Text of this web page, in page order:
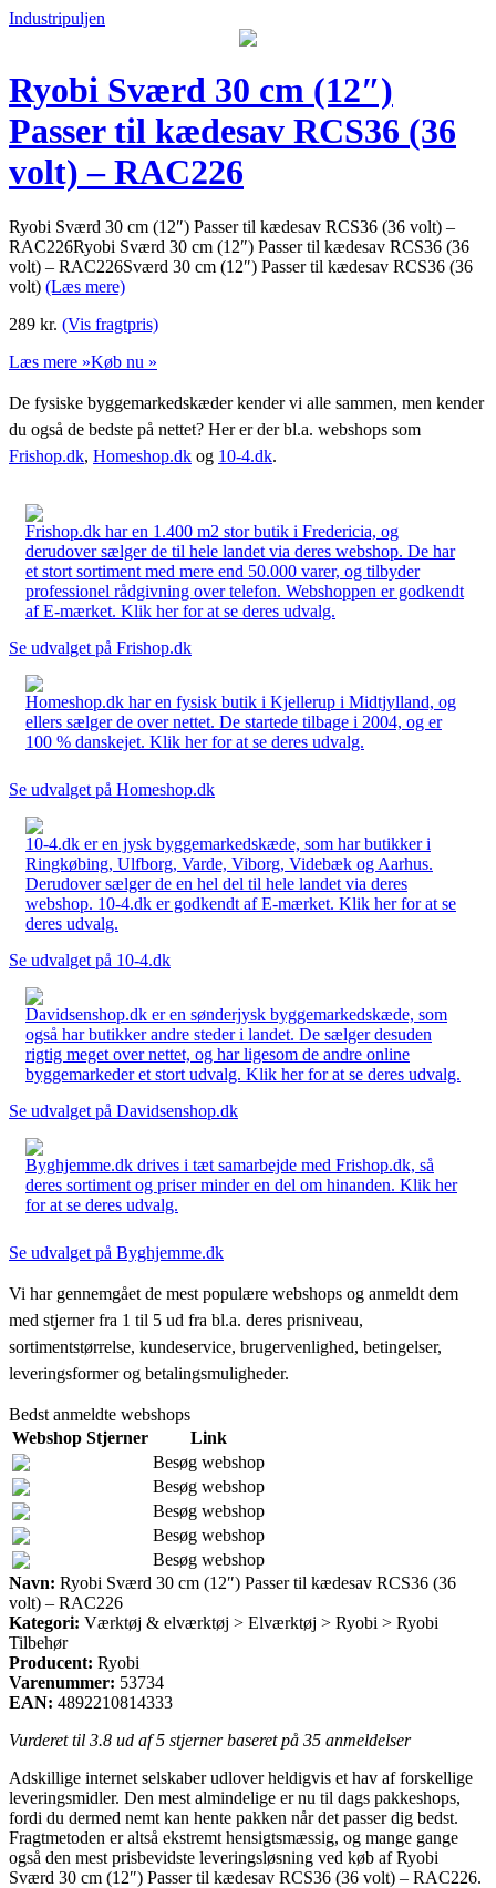
Industripuljen
Ryobi Sværd 30 cm (12″)
Passer til kædesav RCS36 (36
volt) – RAC226
Ryobi Sværd 30 cm (12″) Passer til kædesav RCS36 (36 volt) –
RAC226Ryobi Sværd 30 cm (12″) Passer til kædesav RCS36 (36
volt) – RAC226Sværd 30 cm (12″) Passer til kædesav RCS36 (36
volt) (Læs mere)
289 kr. (Vis fragtpris)
Læs mere »Køb nu »
De fysiske byggemarkedskæder kender vi alle sammen, men kender
du også de bedste på nettet? Her er der bl.a. webshops som
Frishop.dk, Homeshop.dk og 10-4.dk.
Frishop.dk har en 1.400 m2 stor butik i Fredericia, og
derudover sælger de til hele landet via deres webshop. De har
et stort sortiment med mere end 50.000 varer, og tilbyder
professionel rådgivning over telefon. Webshoppen er godkendt
af E-mærket. Klik her for at se deres udvalg.
Se udvalget på Frishop.dk
Homeshop.dk har en fysisk butik i Kjellerup i Midtjylland, og
ellers sælger de over nettet. De startede tilbage i 2004, og er
100 % danskejet. Klik her for at se deres udvalg.
Se udvalget på Homeshop.dk
10-4.dk er en jysk byggemarkedskæde, som har butikker i
Ringkøbing, Ulfborg, Varde, Viborg, Videbæk og Aarhus.
Derudover sælger de en hel del til hele landet via deres
webshop. 10-4.dk er godkendt af E-mærket. Klik her for at se
deres udvalg.
Se udvalget på 10-4.dk
Davidsenshop.dk er en sønderjysk byggemarkedskæde, som
også har butikker andre steder i landet. De sælger desuden
rigtig meget over nettet, og har ligesom de andre online
byggemarkeder et stort udvalg. Klik her for at se deres udvalg.
Se udvalget på Davidsenshop.dk
Byghjemme.dk drives i tæt samarbejde med Frishop.dk, så
deres sortiment og priser minder en del om hinanden. Klik her
for at se deres udvalg.
Se udvalget på Byghjemme.dk
Vi har gennemgået de mest populære webshops og anmeldt dem
med stjerner fra 1 til 5 ud fra bl.a. deres prisniveau,
sortimentstørrelse, kundeservice, brugervenlighed, betingelser,
leveringsformer og betalingsmuligheder.
Bedst anmeldte webshops
Webshop Stjerner
Link
Besøg webshop
Besøg webshop
Besøg webshop
Besøg webshop
Besøg webshop
Navn: Ryobi Sværd 30 cm (12″) Passer til kædesav RCS36 (36
volt) – RAC226
Kategori: Værktøj & elværktøj > Elværktøj > Ryobi > Ryobi
Tilbehør
Producent: Ryobi
Varenummer: 53734
EAN: 4892210814333
Vurderet til 3.8 ud af 5 stjerner baseret på 35 anmeldelser
Adskillige internet selskaber udlover heldigvis et hav af forskellige
leveringsmidler. Den mest almindelige er nu til dags pakkeshops,
fordi du dermed nemt kan hente pakken når det passer dig bedst.
Fragtmetoden er altså ekstremt hensigtsmæssig, og mange gange
også den mest prisbevidste leveringsløsning ved køb af Ryobi
Sværd 30 cm (12″) Passer til kædesav RCS36 (36 volt) – RAC226.